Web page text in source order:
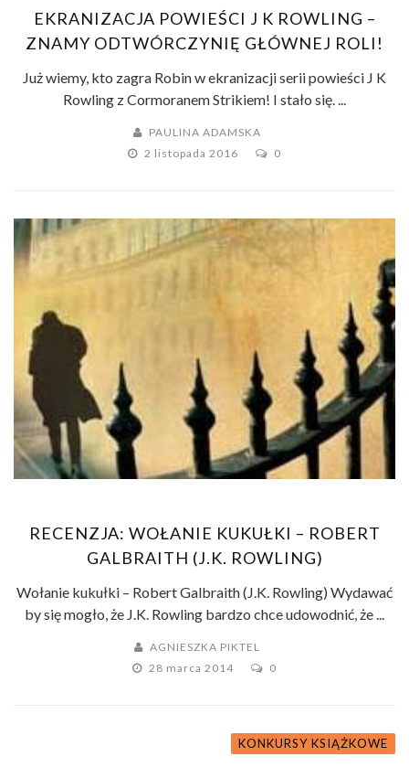
EKRANIZACJA POWIEŚCI J K ROWLING –
ZNAMY ODTWÓRCZYNIĘ GŁÓWNEJ ROLI!
Już wiemy, kto zagra Robin w ekranizacji serii powieści J K
Rowling z Cormoranem Strikiem! I stało się. ...
PAULINA ADAMSKA
2 listopada 2016
0
RECENZJA: WOŁANIE KUKUŁKI – ROBERT
GALBRAITH (J.K. ROWLING)
Wołanie kukułki – Robert Galbraith (J.K. Rowling) Wydawać
by się mogło, że J.K. Rowling bardzo chce udowodnić, że ...
AGNIESZKA PIKTEL
28 marca 2014
0
KONKURSY KSIĄŻKOWE